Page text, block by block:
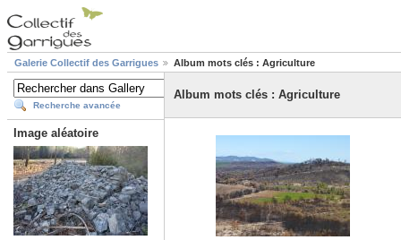
Galerie Collectif des Garrigues Album mots clés : Agriculture
Recherche avancée
Image aléatoire
Album mots clés : Agriculture